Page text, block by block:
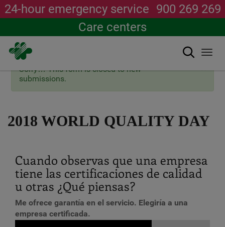
main
24-hour emergency service 900 269 269
Care centers
Search
2018 WORLD QUALITY DAY
×
Status
message
Sorry… This form is closed to new
submissions.
Cuando observas que una empresa
tiene las certificaciones de calidad
u otras ¿Qué piensas?
Me ofrece garantía en el servicio. Elegiría a una
empresa certificada.